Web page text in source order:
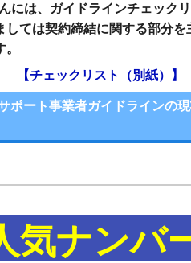
には、ガイドラインチェック
しては契約締結に関する部分を
【チェックリスト（別紙）】
ポート事業者ガイドラインの
気ナンバ